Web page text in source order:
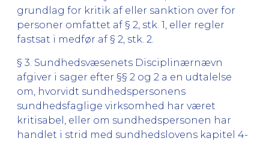
grundlag for kritik af eller sanktion over for
personer omfattet af § 2, stk. 1, eller regler
fastsat i medfør af § 2, stk. 2.
§ 3. Sundhedsvæsenets Disciplinærnævn
afgiver i sager efter §§ 2 og 2 a en udtalelse
om, hvorvidt sundhedspersonens
sundhedsfaglige virksomhed har været
kritisabel, eller om sundhedspersonen har
handlet i strid med sundhedslovens kapitel 4-